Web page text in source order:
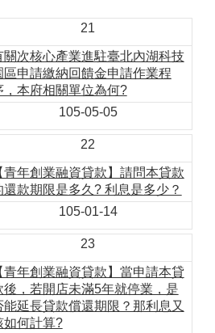
21
關次核心產業進駐臺北內湖科技
區申請繳納回饋金申請作業程
，本府相關單位為何?
105-05-05
22
青年創業融資貸款】請問本貸款
還款期限是多久? 利息是多少？
105-01-14
23
青年創業融資貸款】當申請本貸
後，若開店未滿5年就停業，是
能延長貸款償還期限？那利息又
如何計算?